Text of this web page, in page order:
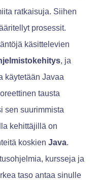
ratkaisuja. Siihen
prosessit.
käsittelevien
, ja
käytetään Javaa
tausta
sen suurimmista
kehittäjillä on
koskien Java.
kursseja ja
taso antaa sinulle